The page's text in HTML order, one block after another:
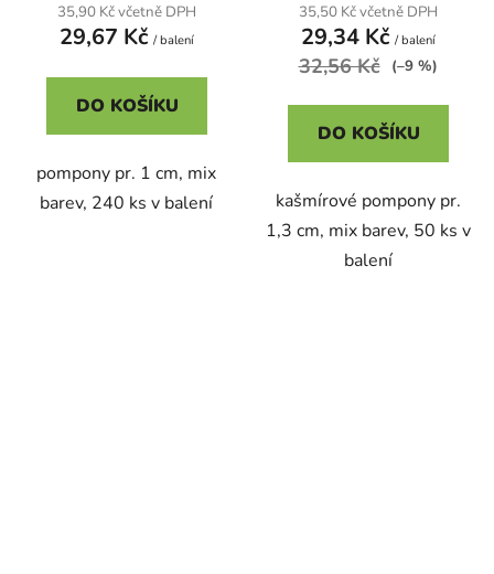
35,90 Kč včetně DPH
29,67 Kč / balení
DO KOŠÍKU
pompony pr. 1 cm, mix
barev, 240 ks v balení
35,50 Kč včetně DPH
29,34 Kč / balení
32,56 Kč (–9 %)
DO KOŠÍKU
kašmírové pompony pr.
1,3 cm, mix barev, 50 ks v
balení